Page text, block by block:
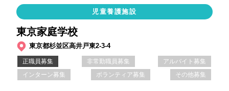
児童養護施設
東京家庭学校
東京都杉並区高井戸東2-3-4
正職員募集 非常勤職員募集
アルバイト募集
インターン募集
ボランティア募集 その他募集